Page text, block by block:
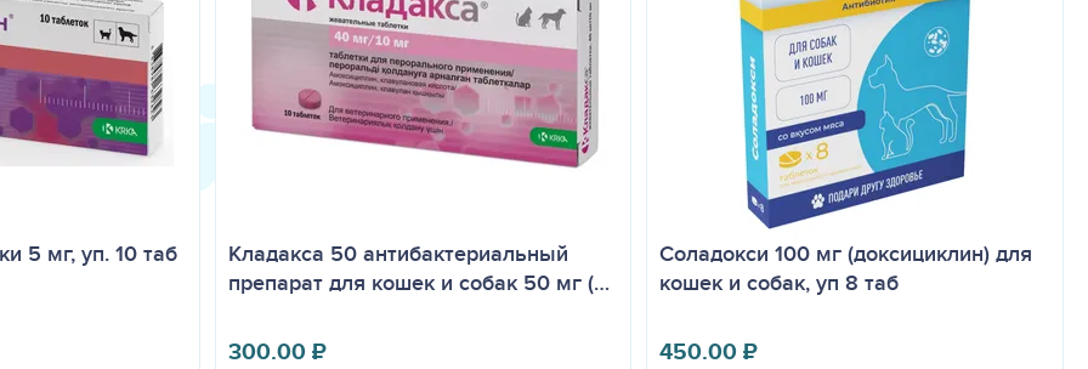
5 мг, уп. 10 таб
Кладакса 50 антибактериальный
препарат для кошек и собак 50 мг (…
300.00₽
Соладокси 100 мг (доксициклин) для
кошек и собак, уп 8 таб
450.00₽